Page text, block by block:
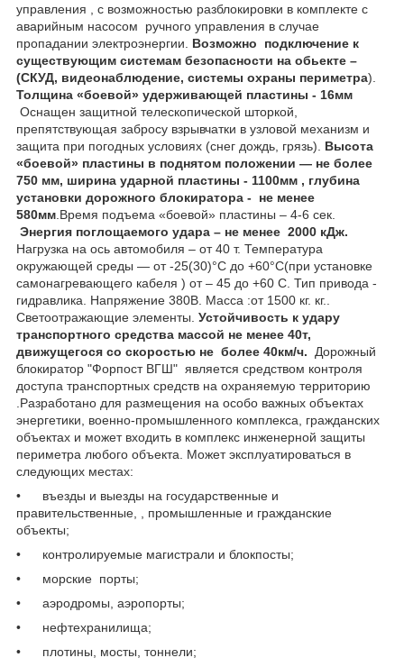
управления , с возможностью разблокировки в комплекте с
аварийным насосом ручного управления в случае
пропадании электроэнергии.
Возможно подключение к
существующим системам безопасности на обьекте –
(СКУД, видеонаблюдение, системы охраны периметра).
Толщина «боевой» удерживающей пластины - 16мм
Оснащен защитной телескопической шторкой,
препятствующая забросу взрывчатки в узловой механизм и
защита при погодных условиях (снег дождь, грязь).
Высота
«боевой» пластины в поднятом положении ― не более
750 мм, ширина ударной пластины - 1100мм , глубина
установки дорожного блокиратора - не менее
580мм .Время подъема «боевой» пластины – 4-6 сек.
Энергия поглощаемого удара – не менее 2000 кДж.
Нагрузка на ось автомобиля – от 40 т. Температура
окружающей среды ― от -25(30)°С до +60°С(при установке
самонагревающего кабеля ) от – 45 до +60 С. Тип привода -
гидравлика. Напряжение 380В. Масса :от 1500 кг. кг..
Светоотражающие элементы. Устойчивость к удару
транспортного средства массой не менее 40т,
движущегося со скоростью не более 40км/ч. Дорожный
блокиратор "Форпост ВГШ" является средством контроля
доступа транспортных средств на охраняемую территорию
.Разработано для размещения на особо важных объектах
энергетики, военно-промышленного комплекса, гражданских
объектах и может входить в комплекс инженерной защиты
периметра любого объекта. Может эксплуатироваться в
следующих местах:
• въезды и выезды на государственные и
правительственные, , промышленные и гражданские
объекты;
• контролируемые магистрали и блокпосты;
• морские порты;
• аэродромы, аэропорты;
• нефтехранилища;
• плотины, мосты, тоннели;